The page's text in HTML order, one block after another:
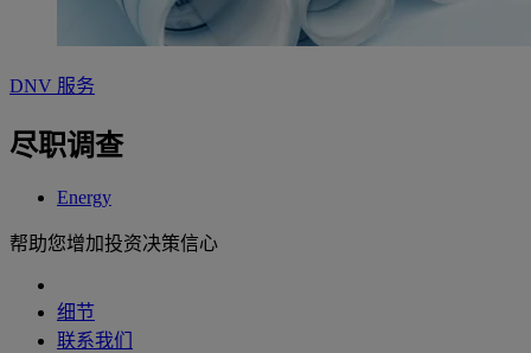
DNV 服务
尽职调查
Energy
帮助您增加投资决策信心
细节
联系我们